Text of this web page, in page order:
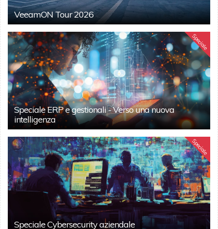
VeeamON Tour 2026
Speciale
Speciale ERP e gestionali - Verso una nuova
intelligenza
Speciale
Speciale Cybersecurity aziendale